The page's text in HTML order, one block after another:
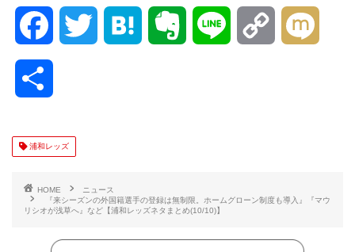
e
o e a o
浦和レッズ
HOME
ニュース
『来シーズンの外国籍選手の登録は無制限。ホームグローン制度も導入』『マウ
リシオが浅草へ』など【浦和レッズネタまとめ(10/10)】